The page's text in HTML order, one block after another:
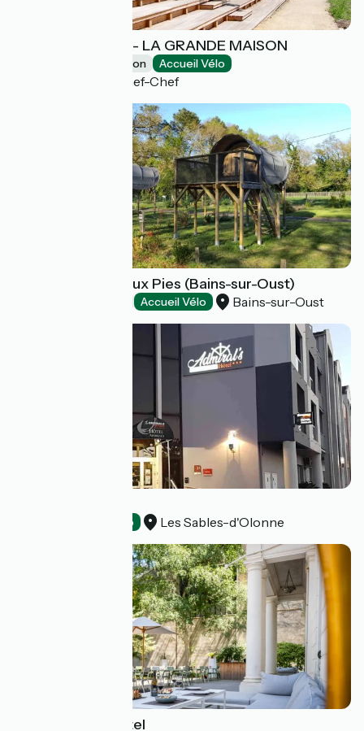
LA BRISE DE MER- LA GRANDE MAISON
Group accommodation Accueil Vélo
Saint-Michel-Chef-Chef
Camping de l'Ile aux Pies (Bains-sur-Oust)
Accueil Vélo Bains-sur-Oust
Accueil Vélo Les Sables-d'Olonne
Le Champlain Hotel